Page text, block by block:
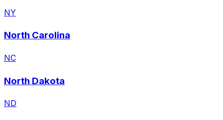
NY
North Carolina
NC
North Dakota
ND